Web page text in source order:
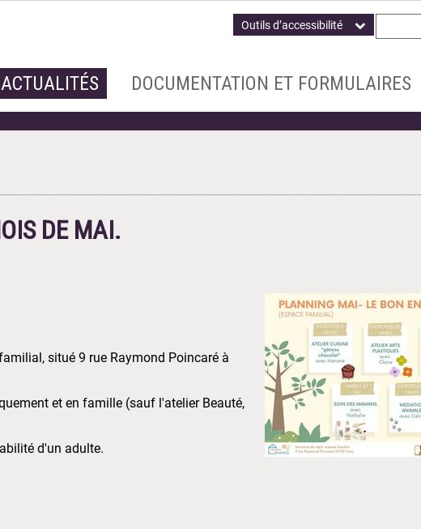
Outils d’accessibilité
ACTUALITÉS DOCUMENTATION ET FORMULAIRES
DE MAI.
situé 9 rue Raymond Poincaré à
et en famille (sauf l'atelier Beauté,
d'un adulte.